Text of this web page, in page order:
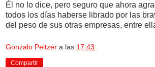
Él no lo dice, pero seguro que ahora
todos los días haberse librado por las
del peso de sus otras empresas, entre
Gonzalo Peltzer a las 17:43
Compartir